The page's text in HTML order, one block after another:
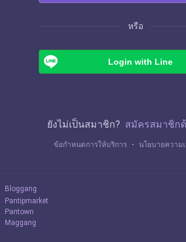
หรือ
Login with Line
ยังไม่เป็นสมาชิก? สมัครสมาชิก
ข้อกำหนดการให้บริการ ・ นโยบายความ
Bloggang
Pantipmarket
Pantown
Maggang